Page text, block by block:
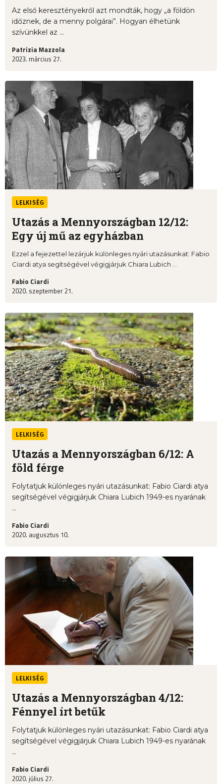
Az első keresztényekről azt mondták, hogy „a földön
időznek, de a menny polgárai”. Hogyan élhetünk
szívünkkel az ...
Patrizia Mazzola
2023. március 27.
LELKISÉG
Utazás a Mennyországban 12/12:
Egy új mű az egyházban
Ezzel a fejezettel lezárjuk különleges nyári utazásunkat: Fabio
Ciardi atya segítségével végigjárjuk Chiara Lubich ...
Fabio Ciardi
2020. szeptember 21.
LELKISÉG
Utazás a Mennyországban 6/12: A
föld férge
Folytatjuk különleges nyári utazásunkat: Fabio Ciardi atya
segítségével végigjárjuk Chiara Lubich 1949-es nyarának
...
Fabio Ciardi
2020. augusztus 10.
LELKISÉG
Utazás a Mennyországban 4/12:
Fénnyel írt betűk
Folytatjuk különleges nyári utazásunkat: Fabio Ciardi atya
segítségével végigjárjuk Chiara Lubich 1949-es nyarának
...
Fabio Ciardi
2020. július 27.